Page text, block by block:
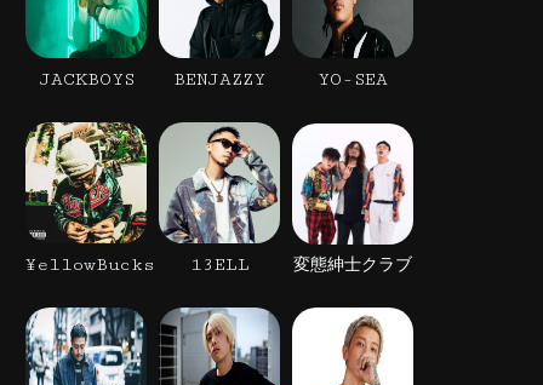
JACKBOYS BENJAZZY YO-SEA
¥ellowBucks 13ELL 変態紳士クラブ